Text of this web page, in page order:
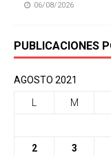
06/08/2026
PUBLICACIONES
AGOSTO 2021
M
2 3